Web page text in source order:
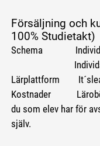
Försäljning och
100% Studietakt)
Schema
Lärplattform
Kostnader
du som elev har för
själv.